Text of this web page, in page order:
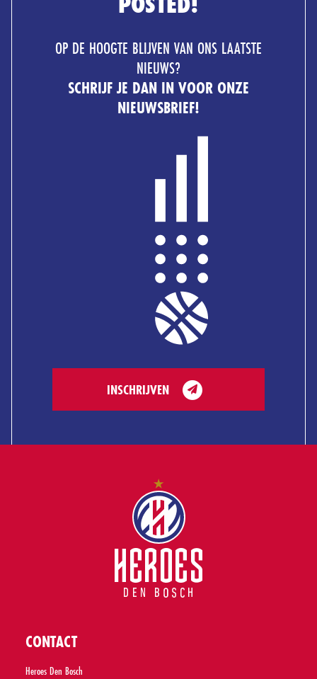
OP DE HOOGTE BLIJVEN VAN ONS LAATSTE
NIEUWS?
SCHRIJF JE DAN IN VOOR ONZE
NIEUWSBRIEF!
INSCHRIJVEN
CONTACT
Heroes Den Bosch